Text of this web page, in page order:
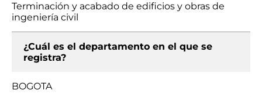
Terminación y acabado de edificios y obras de
ingeniería civil
¿Cuál es el departamento en el que se
registra?
BOGOTA